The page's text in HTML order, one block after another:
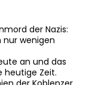
der Nazis:
nur wenigen
an und das
heutige Zeit.